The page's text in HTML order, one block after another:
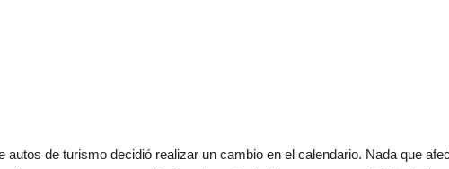
autos de turismo decidió realizar un cambio en el calendario. Nada que